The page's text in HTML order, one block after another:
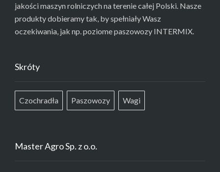
jakości maszyn rolniczych na terenie całej Polski. Nasze
produkty dobieramy tak, by spełniały Wasz
oczekiwania, jak np. poziome paszowozy INTERMIX.
Skróty
Czochradła Paszowozy Wagi
Master Agro Sp. z o.o.